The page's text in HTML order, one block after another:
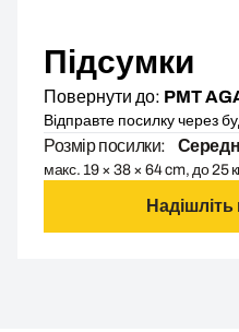
Підсумки
Повернути до: PMT
Відправте посилку через
Розмір посилки:
макс. 19 × 38 × 64 cm, до 25